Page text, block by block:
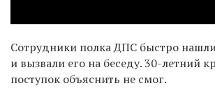
Сотрудники полка ДПС быстро
и вызвали его на беседу. 30-летний
поступок объяснить не смог.